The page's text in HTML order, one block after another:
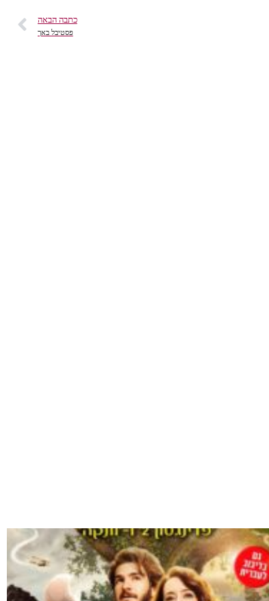
כתבה הבאה
פסטיבל באך